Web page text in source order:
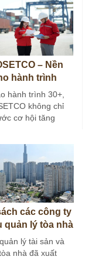
– Nền
hành trình
hành trình 30+,
không chỉ
cơ hội tăng
các công ty
quản lý tòa nhà
lý tài sản và
nhà đã xuất